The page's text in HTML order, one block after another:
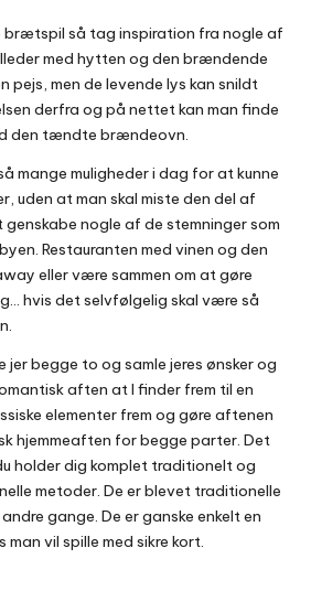
brætspil så tag inspiration fra nogle af
med hytten og den brændende
pejs, men de levende lys kan snildt
derfra og på nettet kan man finde
den tændte brændeovn.
mange muligheder i dag for at kunne
uden at man skal miste den del af
genskabe nogle af de stemninger som
Restauranten med vinen og den
eller være sammen om at gøre
hvis det selvfølgelig skal være så
begge to og samle jeres ønsker og
aften at I finder frem til en
elementer frem og gøre aftenen
hjemmeaften for begge parter. Det
holder dig komplet traditionelt og
metoder. De er blevet traditionelle
gange. De er ganske enkelt en
vil spille med sikre kort.